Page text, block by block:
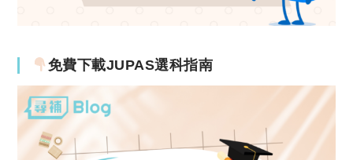
免費下載JUPAS選科指南